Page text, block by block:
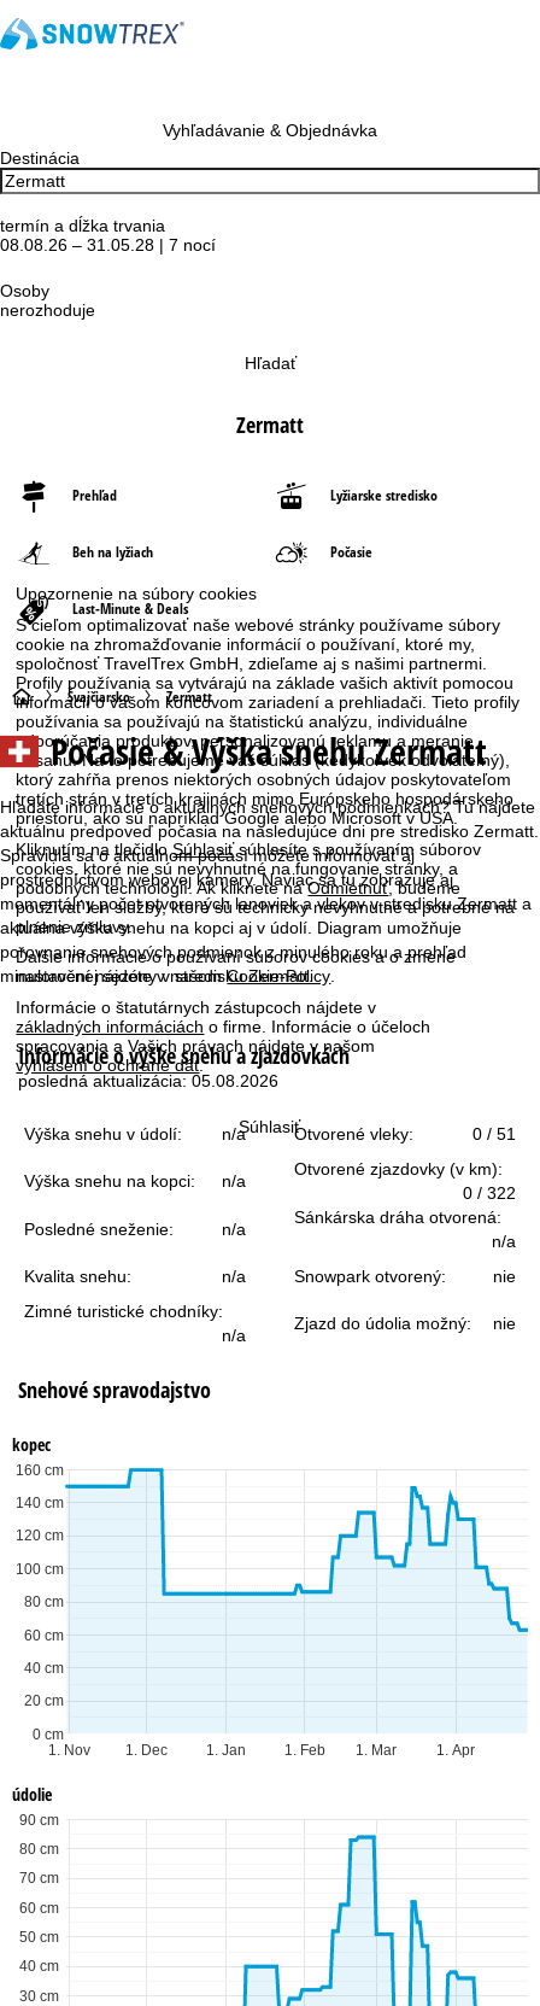
Upozornenie na súbory cookies
S cieľom optimalizovať naše webové stránky používame súbory
cookie na zhromažďovanie informácií o používaní, ktoré my,
spoločnosť TravelTrex GmbH, zdieľame aj s našimi partnermi.
Profily používania sa vytvárajú na základe vašich aktivít pomocou
informácií o vašom koncovom zariadení a prehliadači. Tieto profily
používania sa používajú na štatistickú analýzu, individuálne
odporúčania produktov, personalizovanú reklamu a meranie
dosahu. Na to potrebujeme váš súhlas (kedykoľvek odvolateľný),
ktorý zahŕňa prenos niektorých osobných údajov poskytovateľom
tretích strán v tretích krajinách mimo Európskeho hospodárskeho
priestoru, ako sú napríklad Google alebo Microsoft v USA.
Kliknutím na tlačidloSúhlasiťsúhlasíte s používaním súborov
cookies, ktoré nie sú nevyhnutné na fungovanie stránky, a
podobných technológií. Ak kliknete naOdmietnuť, budeme
používať len služby, ktoré sú technicky nevyhnutné a potrebné na
plnenie zmluvy.
Ďalšie informácie o používaní súborov cookies a o zmene
nastavení nájdete v našomCookie-Policy
Informácie o štatutárnych zástupcoch nájdete v
základných informáciách o firme. Informácie o účeloch
spracovania a Vašich právach nájdete v našom
vyhlásení o ochrane dát.
Súhlasiť
Vyhľadávanie & Objednávka
Destinácia
termín a dĺžka trvania
08.08.26 – 31.05.28 | 7 nocí
Osoby
nerozhoduje
Hľadať
Zermatt
Prehľad Lyžiarske stredisko
Beh na lyžiach Počasie
Last-Minute & Deals
H
l
a
v
n
t
r
á
n
k
a
Švajčiarsko Zermatt
Počasie & Výška snehu Zermatt
Hľadáte informácie o aktuálnych snehových podmienkach? Tu nájdete
aktuálnu predpoveď počasia na nasledujúce dni pre stredisko Zermatt.
Spravidla sa o aktuálnom počasí môžete informovať aj
prostredníctvom webovej kamery. Naviac sa tu zobrazuje aj
momentálny počet otvorených lanoviek a vlekov v stredisku Zermatt a
aktuálna výška snehu na kopci aj v údolí. Diagram umožňuje
porovnanie snehových podmienok z minulého roku a prehľad
minuloročnej sezóny v stredisku Zermatt.
Informácie o výške snehu a zjazdovkách
posledná aktualizácia: 05.08.2026
Výška snehu v údolí: n/a Otvorené vleky: 0 / 51
Výška snehu na kopci: n/a
Otvorené zjazdovky (v km):
0 / 322
Posledné sneženie:
n/a
Sánkárska dráha otvorená:
n/a
Kvalita snehu:
n/a Snowpark otvorený:
nie
Zimné turistické chodníky:
n/a
Zjazd do údolia možný: nie
Snehové spravodajstvo
kopec
1. Nov 1. Dec 1. Jan 1. Feb 1. Mar 1. Apr
0 cm
20 cm
40 cm
60 cm
80 cm
100 cm
120 cm
140 cm
160 cm
údolie
30 cm
40 cm
50 cm
60 cm
70 cm
80 cm
90 cm